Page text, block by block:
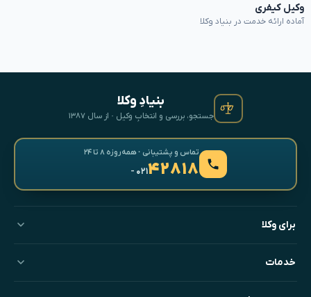
وکیل کیفری
آماده ارائه خدمت در بنیاد وکلا
بنیادِ وکلا
جستجو، بررسی و انتخابِ وکیل · از سال ۱۳۸۷
تماس و پشتیبانی · همه‌روزه ۸ تا ۲۴
۴۲۸۱۸- ۰۲۱
برای وکلا
خدمات